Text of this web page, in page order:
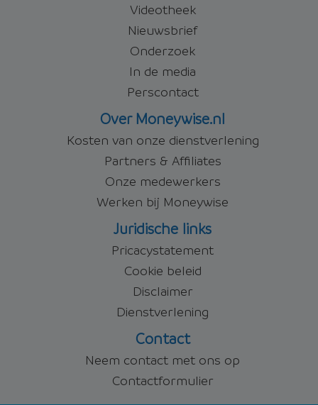
Videotheek
Nieuwsbrief
Onderzoek
In de media
Perscontact
Over Moneywise.nl
Kosten van onze dienstverlening
Partners & Affiliates
Onze medewerkers
Werken bij Moneywise
Juridische links
Pricacystatement
Cookie beleid
Disclaimer
Dienstverlening
Contact
Neem contact met ons op
Contactformulier